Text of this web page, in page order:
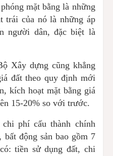
mặt bằng là những
trái của nó là những áp
người dân, đặc biệt là
Xây dựng cũng khẳng
đất theo quy định mới
kích hoạt mặt bằng giá
15-20% so với trước.
phí cấu thành chính
động sản bao gồm 7
tiền sử dụng đất, chi